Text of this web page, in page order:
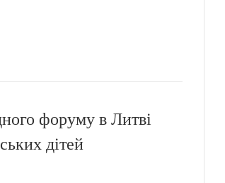
форуму в Литві
дітей